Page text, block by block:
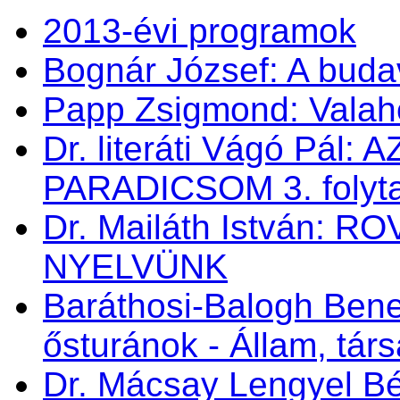
2013-évi programok
Bognár József: A
Papp Zsigmond:
Dr. literáti Vágó Pál:
PARADICSOM 3.
Dr. Mailáth István:
NYELVÜNK
Baráthosi-Balogh
ősturánok - Állam,
Dr. Mácsay Lengyel